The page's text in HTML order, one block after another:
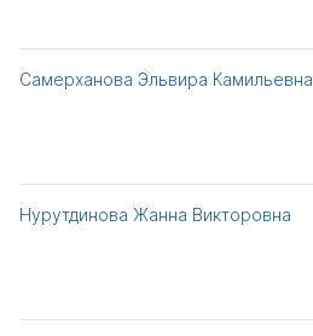
Самерханова Эльвира Камильевна
Нурутдинова Жанна Викторовна